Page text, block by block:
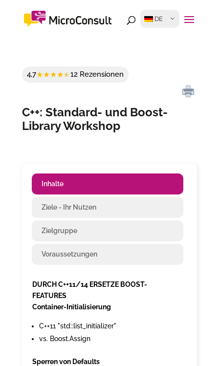
DE
4,7 12 Rezensionen
C++: Standard- und Boost-
Library Workshop
Inhalte
Ziele - Ihr Nutzen
Zielgruppe
Voraussetzungen
DURCH C++11/14 ERSETZE BOOST-
FEATURES
Container-Initialisierung
C++11 "std::list_initializer"
vs. Boost.Assign
Sperren von Defaults